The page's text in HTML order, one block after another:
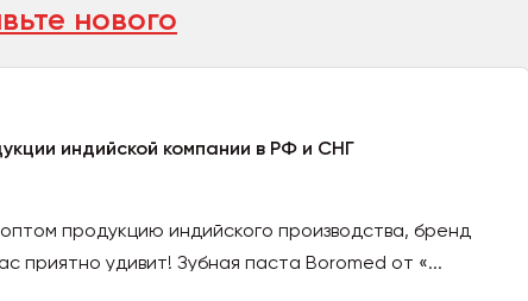
нового
индийской компании в РФ и СНГ
продукцию индийского производства, бренд
приятно удивит! Зубная паста Boromed от «...